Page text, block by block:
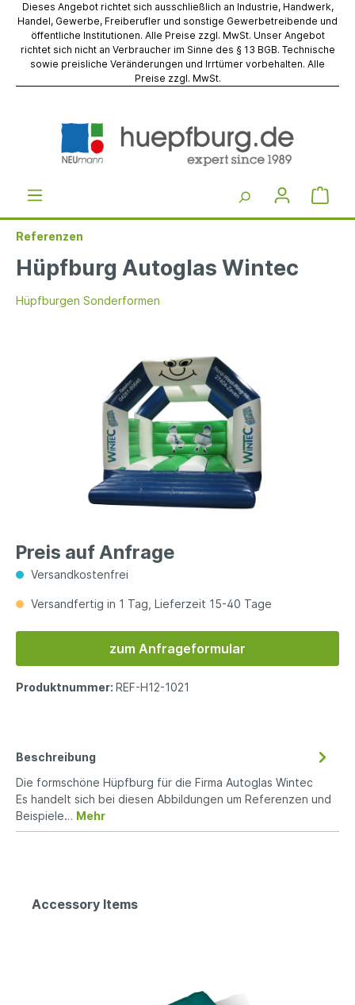
Dieses Angebot richtet sich ausschließlich an Industrie, Handwerk,
Handel, Gewerbe, Freiberufler und sonstige Gewerbetreibende und
öffentliche Institutionen. Alle Preise zzgl. MwSt. Unser Angebot
richtet sich nicht an Verbraucher im Sinne des § 13 BGB. Technische
sowie preisliche Veränderungen und Irrtümer vorbehalten. Alle
Preise zzgl. MwSt.
Referenzen
Hüpfburg Autoglas Wintec
Hüpfburgen Sonderformen
Preis auf Anfrage
Versandkostenfrei
Versandfertig in 1 Tag, Lieferzeit 15-40 Tage
zum Anfrageformular
Produktnummer: REF-H12-1021
Beschreibung
Die formschöne Hüpfburg für die Firma Autoglas Wintec
Es handelt sich bei diesen Abbildungen um Referenzen und
Beispiele… Mehr
Accessory Items